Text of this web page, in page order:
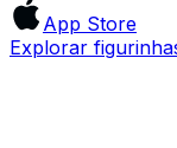
App Store
Explorar